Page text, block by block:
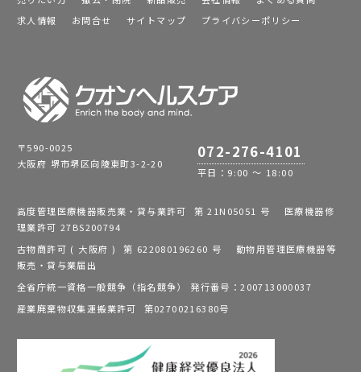
求人情報
お問合せ サイトマップ プライバシーポリシー
〒590-0025
大阪府 堺市堺区向陵東町3-2-20
072-276-4101
平日：9:00 ～ 18:00
高度管理医療機器販売業・貸与業許可 第 21N05051 号 医療機器修
理業許可 27BS200794
古物商許可 ( 大阪府 ) 第 622080196260 号 動物用管理医療機器等
販売・貸与業届出
全省庁統一資格一般競争（指名競争） 発行番号：200713000037
産業廃棄物収集運搬業許可 第02700216380号